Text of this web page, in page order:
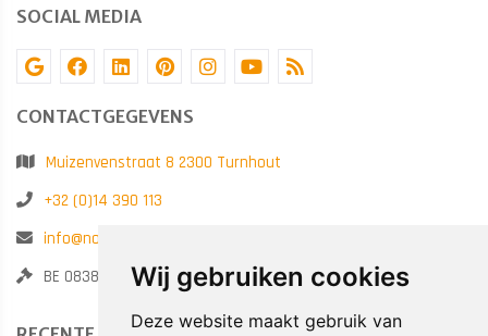
Wij gebruiken cookies
Deze website maakt gebruik van
SOCIAL MEDIA
CONTACTGEGEVENS
Muizenvenstraat 8 2300 Turnhout
+32 (0)14 390 113
info@noatrainings.be
BE 0838.789.682